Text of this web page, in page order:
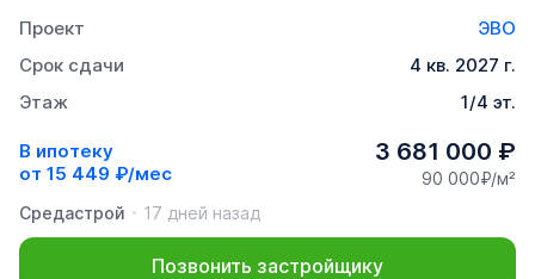
Проект
ЭВО
Срок сдачи
4 кв. 2027 г.
Этаж
1/4 эт.
В ипотеку
от 15 449 ₽/мес
3 681 000 ₽
90 000₽/м²
Средастрой
17 дней назад
Позвонить застройщику